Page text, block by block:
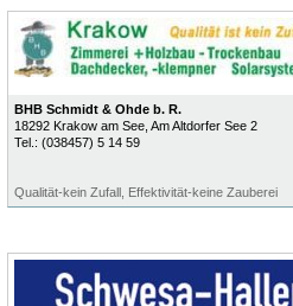
BHB Schmidt & Ohde b. R.
18292 Krakow am See, Am Altdorfer See 2
Tel.: (038457) 5 14 59
Qualität-kein Zufall, Effektivität-keine Zauberei